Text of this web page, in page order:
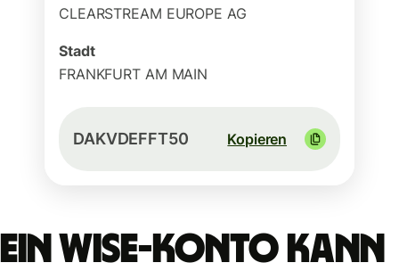
CLEARSTREAM EUROPE AG
Stadt
FRANKFURT AM MAIN
DAKVDEFFT50 Kopieren
Ein Wise-Konto kann